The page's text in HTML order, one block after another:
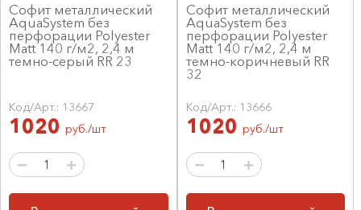
Софит металлический
AquaSystem без
перфорации Polyester
Matt 140 г/м2, 2,4 м
темно-серый RR 23
Код/Арт.: 13667
1020 руб./шт
Софит металлический
AquaSystem без
перфорации Polyester
Matt 140 г/м2, 2,4 м
темно-коричневый RR
32
Код/Арт.: 13666
1020 руб./шт